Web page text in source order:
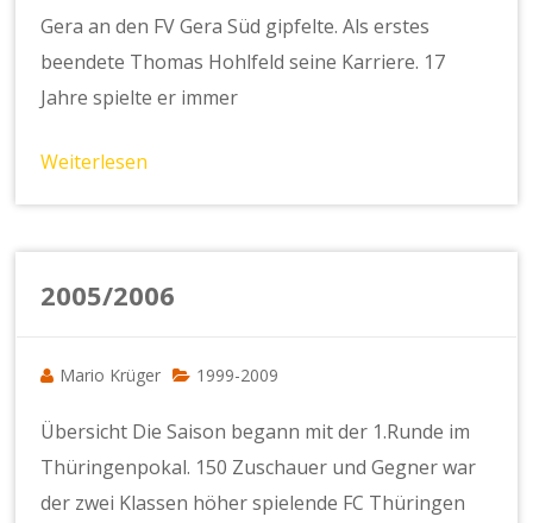
Gera an den FV Gera Süd gipfelte. Als erstes
beendete Thomas Hohlfeld seine Karriere. 17
Jahre spielte er immer
Weiterlesen
2005/2006
Mario Krüger 1999-2009
Übersicht Die Saison begann mit der 1.Runde im
Thüringenpokal. 150 Zuschauer und Gegner war
der zwei Klassen höher spielende FC Thüringen